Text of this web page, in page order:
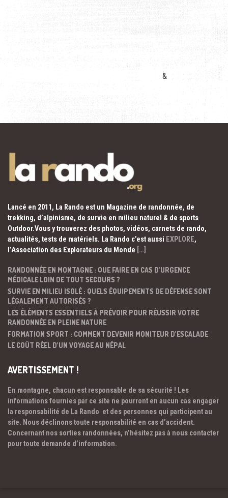
&
Lancé en 2011, La Rando est un Magazine de randonnée, de
trekking, d’alpinisme, de survie en milieu naturel & de sports
Outdoor.Vous y trouverez des photos, vidéos, carnets de rando,
actualités, tests de matériels. La Rando c’est aussi EXPLORE,
l’Association des Explorateurs du Monde […]
RANDONNÉE EN MONTAGNE : QUE FAIRE EN CAS D’URGENCE
MÉDICALE LOIN DE TOUT SECOURS ?
SURVIE EN MILIEU ISOLÉ : QUELS ÉQUIPEMENTS DE DÉFENSE SONT
LÉGALEMENT AUTORISÉS ?
LES ÉLÉMENTS ESSENTIELS À PRÉVOIR POUR RÉUSSIR VOTRE
RANDONNÉE EN PLEINE NATURE
FORMATION SPORT : COMMENT DEVENIR MONITEUR D’ESCALADE
LE COÛT RÉEL D’UN VOYAGE AU NÉPAL
AVERTISSEMENT !
En montagne, chacun est responsable de sa sécurité ! Les
informations fournies par ce site ne pourront en aucun cas engager
la responsabilité de La Rando et des personnes qui participent au
site. Nous déclinons toute responsabilité en cas d’accident.
Concernant nos sorties randonnées, n’hésitez pas à nous contacter
pour toute demande d’information.